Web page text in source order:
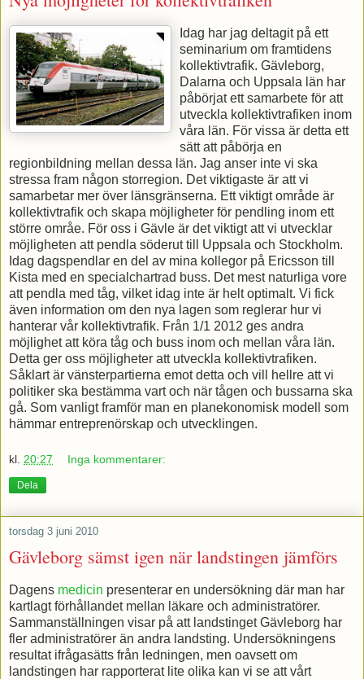
Idag har jag deltagit på ett
seminarium om framtidens
kollektivtrafik. Gävleborg,
Dalarna och Uppsala län har
påbörjat ett samarbete för att
utveckla kollektivtrafiken inom
våra län. För vissa är detta ett
sätt att påbörja en
regionbildning mellan dessa län. Jag anser inte vi ska
stressa fram någon storregion. Det viktigaste är att vi
samarbetar mer över länsgränserna. Ett viktigt område är
kollektivtrafik och skapa möjligheter för pendling inom ett
större områe. För oss i Gävle är det viktigt att vi utvecklar
möjligheten att pendla söderut till Uppsala och Stockholm.
Idag dagspendlar en del av mina kollegor på Ericsson till
Kista med en specialchartrad buss. Det mest naturliga vore
att pendla med tåg, vilket idag inte är helt optimalt. Vi fick
även information om den nya lagen som reglerar hur vi
hanterar vår kollektivtrafik. Från 1/1 2012 ges andra
möjlighet att köra tåg och buss inom och mellan våra län.
Detta ger oss möjligheter att utveckla kollektivtrafiken.
Såklart är vänsterpartierna emot detta och vill hellre att vi
politiker ska bestämma vart och när tågen och bussarna ska
gå. Som vanligt framför man en planekonomisk modell som
hämmar entreprenörskap och utvecklingen.
kl. 20:27 Inga kommentarer:
Dela
torsdag 3 juni 2010
Gävleborg sämst igen när landstingen jämförs
Dagens medicin presenterar en undersökning där man har
kartlagt förhållandet mellan läkare och administratörer.
Sammanställningen visar på att landstinget Gävleborg har
fler administratörer än andra landsting. Undersökningens
resultat ifrågasätts från ledningen, men oavsett om
landstingen har rapporterat lite olika kan vi se att vårt